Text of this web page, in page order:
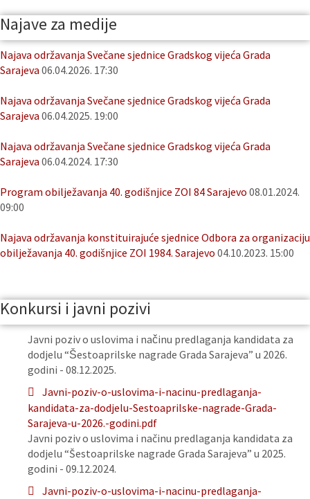
Najave za medije
Najava održavanja Svečane sjednice Gradskog vijeća Grada
Sarajeva 06.04.2026. 17:30
Najava održavanja Svečane sjednice Gradskog vijeća Grada
Sarajeva 06.04.2025. 19:00
Najava održavanja Svečane sjednice Gradskog vijeća Grada
Sarajeva 06.04.2024. 17:30
Program obilježavanja 40. godišnjice ZOI 84 Sarajevo 08.01.2024.
09:00
Najava održavanja konstituirajuće sjednice Odbora za organizaciju
obilježavanja 40. godišnjice ZOI 1984. Sarajevo 04.10.2023. 15:00
Konkursi i javni pozivi
Javni poziv o uslovima i načinu predlaganja kandidata za
dodjelu “Šestoaprilske nagrade Grada Sarajeva” u 2026.
godini - 08.12.2025.
Javni-poziv-o-uslovima-i-nacinu-predlaganja-
kandidata-za-dodjelu-Sestoaprilske-nagrade-Grada-
Sarajeva-u-2026.-godini.pdf
Javni poziv o uslovima i načinu predlaganja kandidata za
dodjelu “Šestoaprilske nagrade Grada Sarajeva” u 2025.
godini - 09.12.2024.
Javni-poziv-o-uslovima-i-nacinu-predlaganja-